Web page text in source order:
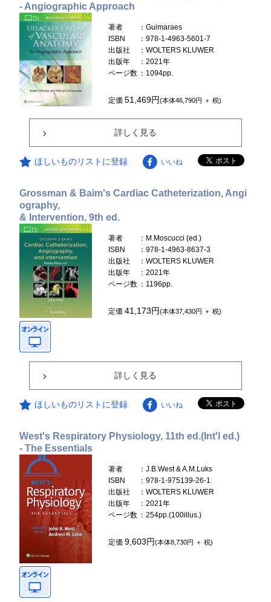
- Angiographic Approach
著者
：Guimaraes
ISBN
：978-1-4963-5601-7
出版社
：WOLTERS KLUWER
出版年
：2021年
ページ数 ：1094pp.
定価51,469円(本体46,790円 ＋ 税)
詳しく見る
ほしいものリストに登録 いいね
Grossman & Baim's Cardiac Catheterization, Angi
ography,
& Intervention, 9th ed.
著者
：M.Moscucci (ed.)
ISBN
：978-1-4963-8637-3
出版社
：WOLTERS KLUWER
出版年
：2021年
ページ数 ：1196pp.
定価41,173円(本体37,430円 ＋ 税)
詳しく見る
ほしいものリストに登録 いいね
West's Respiratory Physiology, 11th ed.(Int'l ed.)
- The Essentials
著者
：J.B.West & A.M.Luks
ISBN
：978-1-975139-26-1
出版社
：WOLTERS KLUWER
出版年
：2021年
ページ数 ：254pp.(100illus.)
定価9,603円(本体8,730円 ＋ 税)